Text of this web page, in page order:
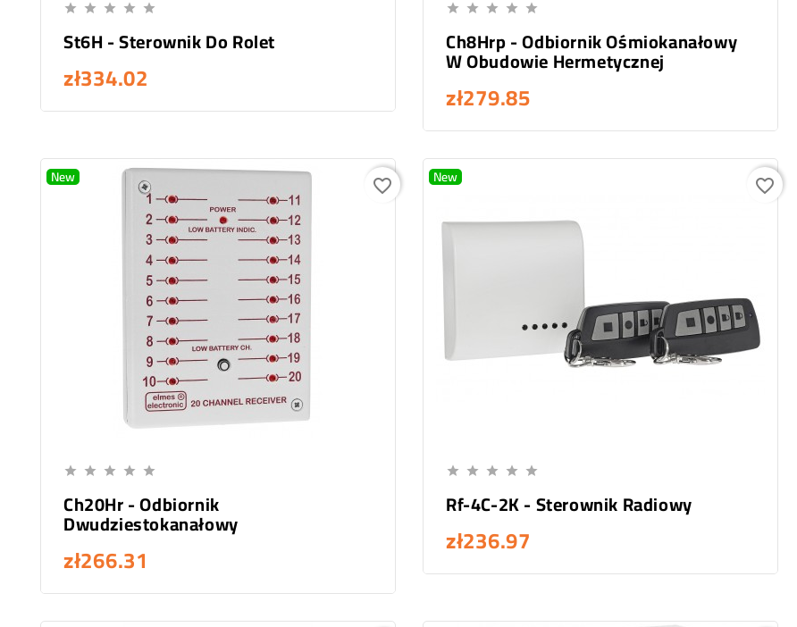
    
St6H - Sterownik Do Rolet
zł334.02
    
Ch8Hrp - Odbiornik Ośmiokanałowy
W Obudowie Hermetycznej
zł279.85
New
    
Ch20Hr - Odbiornik
Dwudziestokanałowy
zł266.31
favorite_border New
    
Rf-4C-2K - Sterownik Radiowy
zł236.97
favorite_border